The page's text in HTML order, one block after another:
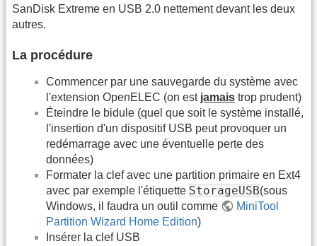
SanDisk Extreme en USB 2.0 nettement devant les deux
autres.
La procédure
Commencer par une sauvegarde du système avec
l'extension OpenELEC (on est jamais trop prudent)
Éteindre le bidule (quel que soit le système installé,
l'insertion d'un dispositif USB peut provoquer un
redémarrage avec une éventuelle perte des
données)
Formater la clef avec une partition primaire en Ext4
avec par exemple l'étiquette StorageUSB(sous
Windows, il faudra un outil comme
MiniTool
Partition Wizard Home Edition)
Insérer la clef USB